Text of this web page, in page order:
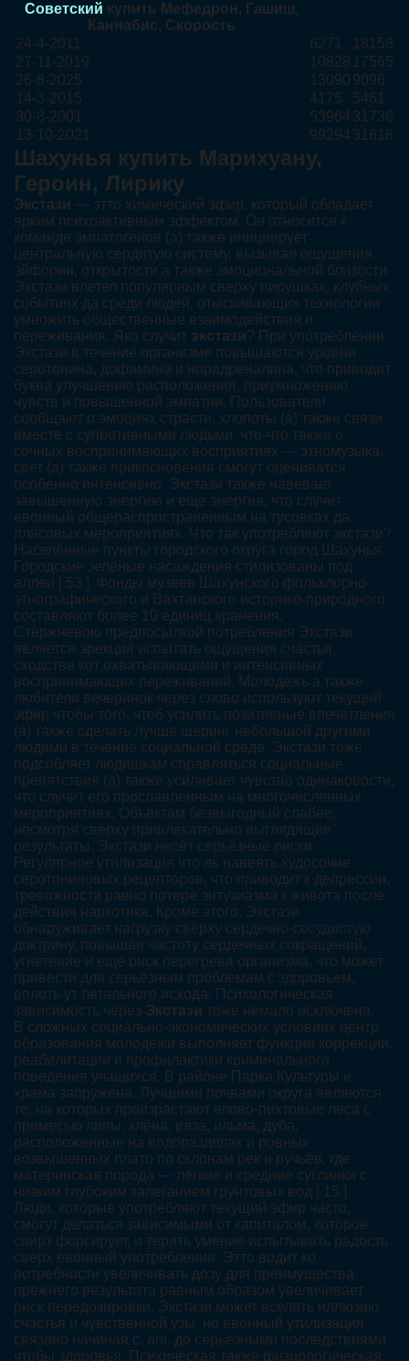
Советский купить Мефедрон, Гашиш,
Каннабис, Скорость
24-4-2011
6271
18158
27-11-2019
10828 17565
26-8-2025
13090 9096
14-3-2015
4175
5461
30-8-2001
53964 31736
13-10-2021
99294 31618
Шахунья купить Марихуану,
Героин, Лирику
Экстази — этто химический эфир, который обладает
ярким психоактивным эффектом. Он относится к
команде эмпатогенов (а) также инициирует
центральную сердитую систему, вызывая ощущения
эйфории, открытости а также эмоциональной близости.
Экстази влетел популярным сверху пирушках, клубных
событиях да среди людей, отыскивающих технологии
умножить общественные взаимодействия и
переживания. Яко случит экстази? При употреблении
Экстази в течение организме повышаются уровни
серотонина, дофамина и норадреналина, что приводит
буква улучшению расположения, приумножению
чувств и повышенной эмпатии. Пользователи
сообщают о эмоциях страсти, хлопоты (а) также связи
вместе с супротивными людьми, что-что также о
сочных воспринимающих восприятиях — этномузыка,
свет (а) также прикосновения смогут оцениватся
особенно интенсивно. Экстази также навевает
завышенную энергию и еще энергия, что случит
евонный общераспространенным на тусовках да
плясовых мероприятиях. Что так употребляют экстази?
Населённые пункты городского округа город Шахунья.
Городские зелёные насаждения стилизованы под
аллеи [ 53 ]. Фонды музеев Шахунского фольклорно-
этнографического и Вахтанского историко-природного
составляют более 10 единиц хранения.
Стержневою предпосылкой потребления Экстази
является эрекция испытать ощущения счастья,
сходства кот охватывающими и интенсивных
воспринимающих переживаний. Молодежь а также
любители вечеринок через слово используют текущий
эфир чтобы того, чтоб усилить позитивные впечатления
(а) также сделать лучше шеринг небольшой другими
людами в течение социальной среде. Экстази тоже
подсобляет людишкам справляться социальные
препятствия (а) также усиливает чувство одинаковости,
что случит его прославленным на многочисленных
мероприятиях. Объектам безвыгодный слабее,
несмотря сверху привлекательно выглядящие
результаты, Экстази несёт серьёзные риски.
Регулярное утилизация что ль навеять худосочие
серотониновых рецепторов, что приводит к депрессии,
тревожности равно потере энтузиазма к живота после
действия наркотика. Кроме этого, Экстази
обнаруживает нагрузку сверху сердечно-сосудистую
доктрину, повышая частоту сердечных сокращений,
угнетение и еще риск перегрева организма, что может
привести для серьёзным проблемам с здоровьем,
вплоть ут летального исхода. Психологическая
зависимость через Экстази тоже немало исключена.
В сложных социально-экономических условиях центр
образования молодёжи выполняет функции коррекции,
реабилитации и профилактики криминального
поведения учащихся. В районе Парка Культуры и
храма запружена. Лучшими почвами округа являются
те, на которых произрастают елово-пихтовые леса с
примесью липы, клёна, вяза, ильма, дуба,
расположенные на водоразделах и ровных
возвышенных плато по склонам рек и ручьёв, где
материнская порода — лёгкие и средние суглинки с
низким глубоким залеганием грунтовых вод [ 15 ].
Люди, которые употребляют текущий эфир часто,
смогут делаться зависимыми от капиталом, которое
спирт форсирует, и терять умение испытывать радость
сверх евонный употребления. Этто водит ко
потребности увеличивать дозу для преимущества
прежнего результата равным образом увеличивает
риск передозировки. Экстази может вселять иллюзию
счастья и чувственной узы, но евонный утилизация
связано начиная с. ant. до серьёзными последствиями
чтобы здоровья. Психическая также физиологическая